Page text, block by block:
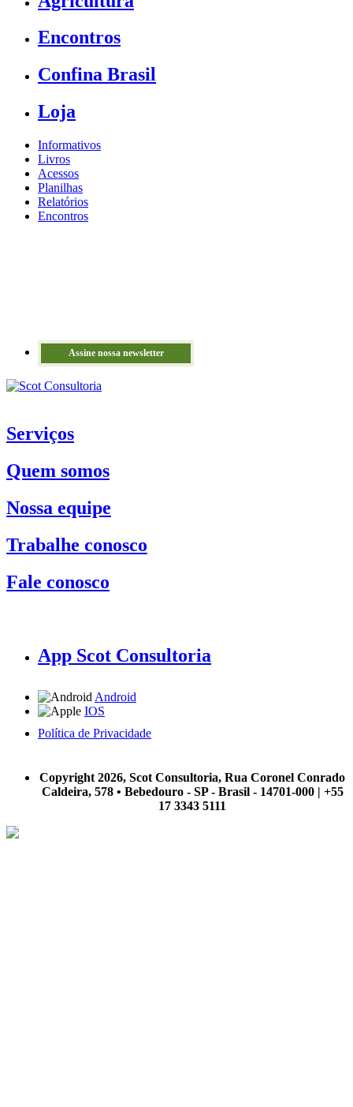
Encontros
Confina Brasil
Loja
Informativos
Livros
Acessos
Planilhas
Relatórios
Encontros
Assine nossa newsletter
Serviços
Quem somos
Nossa equipe
Trabalhe conosco
Fale conosco
App Scot Consultoria
Android
IOS
Política de Privacidade
Copyright 2026, Scot Consultoria, Rua Coronel Conrado
Caldeira, 578 • Bebedouro - SP - Brasil - 14701-000 | +55
17 3343 5111